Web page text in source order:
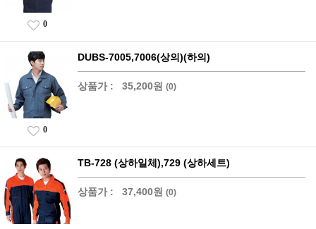
0
DUBS-7005,7006(상의)(하의)
상품가 : 35,200원 (0)
0
TB-728 (상하일체),729 (상하세트)
상품가 : 37,400원 (0)